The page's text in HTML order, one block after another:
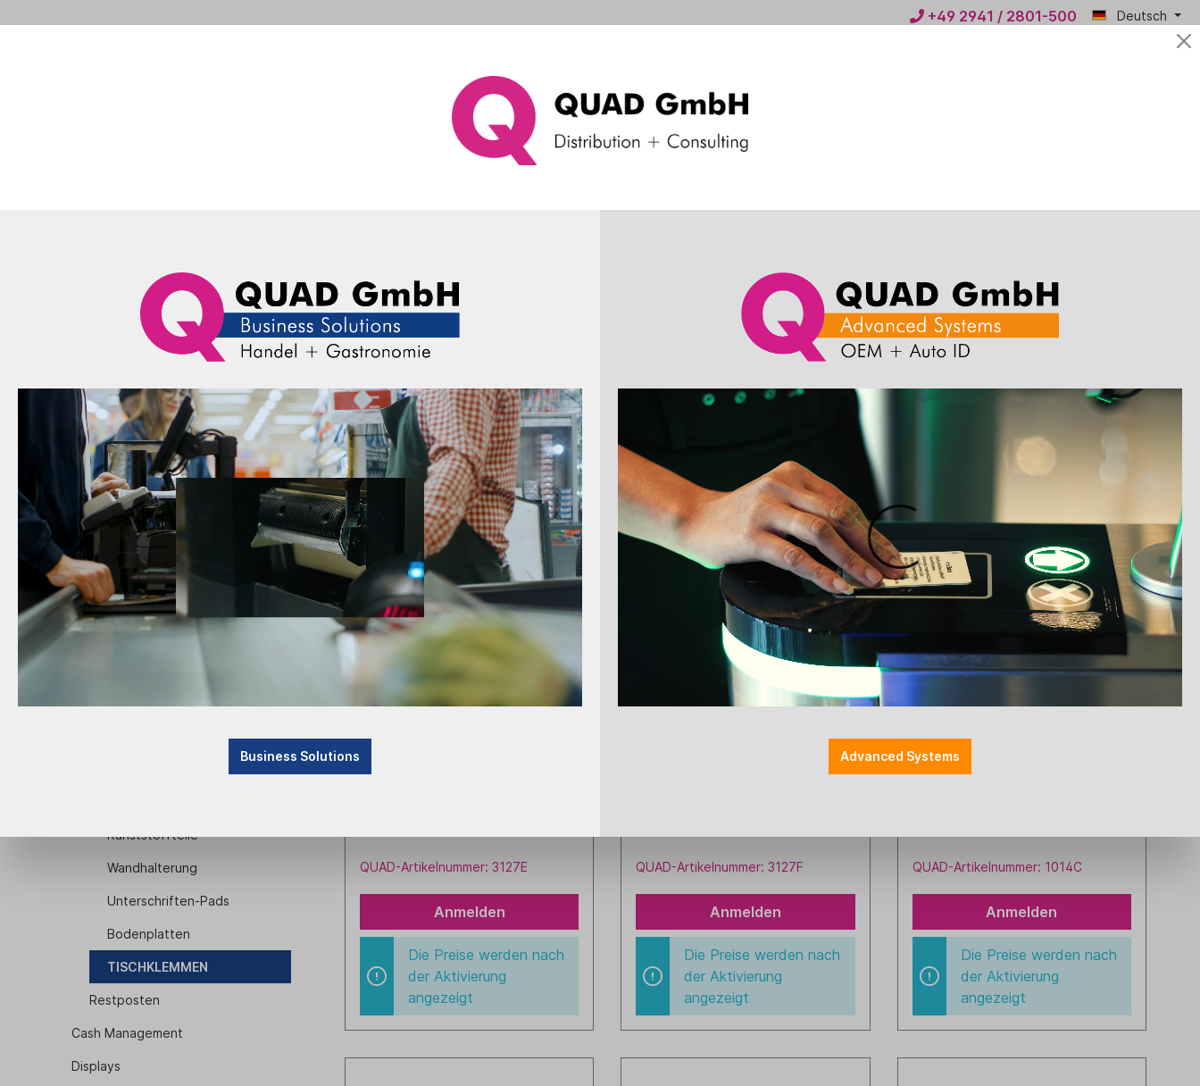
+49 2941 / 2801-500 Deutsch
Consulting & Support
Kassen
Kiosk
Tablet POS
Auto-ID
Halterungen
Kiosk
Digital Signage
Halterung POS
Kunststoffteile
Wandhalterung
Unterschriften-Pads
Bodenplatten
TISCHKLEMMEN
Restposten
Cash Management
Displays
Anker Tischklemme für
Standrohr - Tiefe 325mm
QUAD-Artikelnummer: 3127E
Anmelden
Die Preise werden nach
der Aktivierung
angezeigt
Anker Tischklemme für
Standrohr - Tiefe 255mm
QUAD-Artikelnummer: 3127F
Anmelden
Die Preise werden nach
der Aktivierung
angezeigt
22mm - schwarz
CB00083-02
schwarz
QUAD-Artikelnummer: 1014C
Anmelden
Die Preise werden nach
der Aktivierung
angezeigt
Business Solutions Advanced Systems